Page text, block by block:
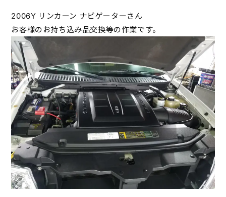
2006Y リンカーン ナビゲーターさん
お客様のお持ち込み品交換等の作業です。